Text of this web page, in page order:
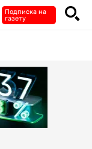
Подписка на
газету